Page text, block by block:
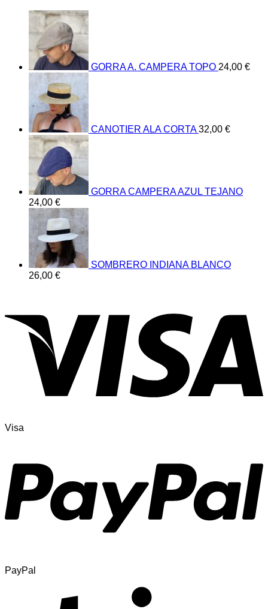
GORRA A. CAMPERA TOPO 24,00 €
CANOTIER ALA CORTA 32,00 €
GORRA CAMPERA AZUL TEJANO
24,00 €
SOMBRERO INDIANA BLANCO
26,00 €
Visa
PayPal